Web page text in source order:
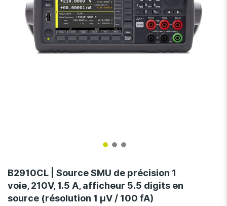
to
the
beginning
of
B2910CL | Source SMU de précision 1
voie, 210V, 1.5 A, afficheur 5.5 digits en
source (résolution 1 µV / 100 fA)